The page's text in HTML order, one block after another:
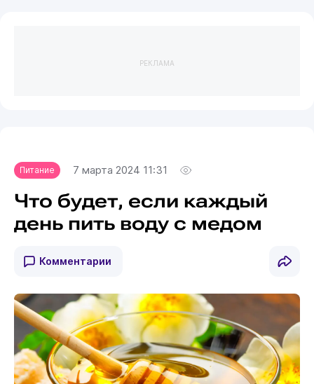
РЕКЛАМА
Питание 7 марта 2024 11:31
Что будет, если каждый
день пить воду с медом
Комментарии